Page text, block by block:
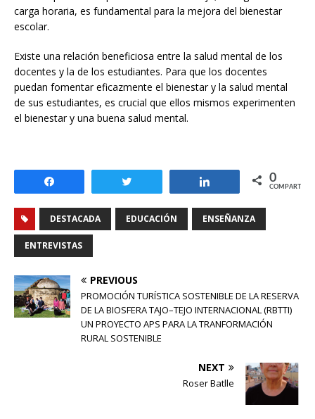
carga horaria, es fundamental para la mejora del bienestar
escolar.
Existe una relación beneficiosa entre la salud mental de los
docentes y la de los estudiantes. Para que los docentes
puedan fomentar eficazmente el bienestar y la salud mental
de sus estudiantes, es crucial que ellos mismos experimenten
el bienestar y una buena salud mental.
Compartir 0
COMPARTIR
DESTACADA EDUCACIÓN ENSEÑANZA
ENTREVISTAS
PREVIOUS
PROMOCIÓN TURÍSTICA SOSTENIBLE DE LA RESERVA
DE LA BIOSFERA TAJO–TEJO INTERNACIONAL (RBTTI)
UN PROYECTO APS PARA LA TRANFORMACIÓN
RURAL SOSTENIBLE
NEXT
Roser Batlle